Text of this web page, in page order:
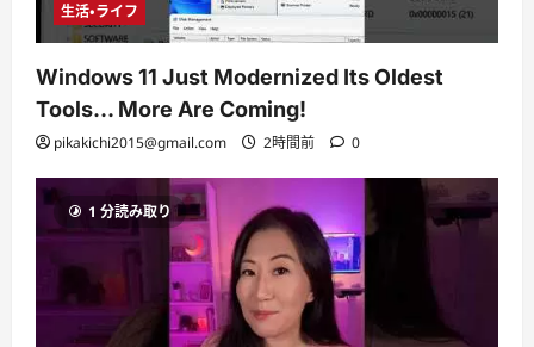
生活・ライフ
Windows 11 Just Modernized Its Oldest
Tools… More Are Coming!
pikakichi2015@gmail.com 2時間前 0
1 分読み取り